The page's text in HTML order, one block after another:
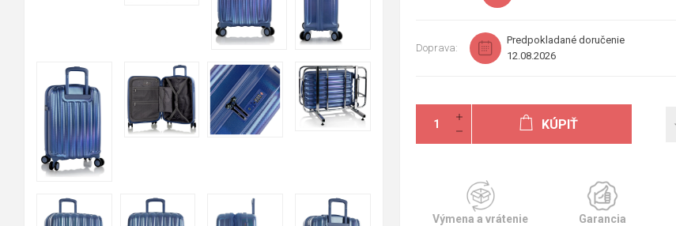
Doprava:
Predpokladané doručenie
12.08.2026
KÚPIŤ
Výmena a vrátenie
Garancia